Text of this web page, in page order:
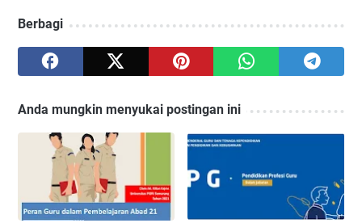
Berbagi
Anda mungkin menyukai postingan ini